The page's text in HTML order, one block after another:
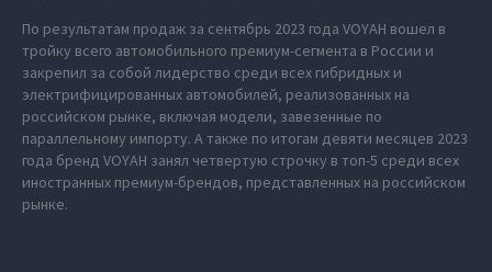
По результатам продаж за сентябрь 2023 года VOYAH вошел в
тройку всего автомобильного премиум-сегмента в России и
закрепил за собой лидерство среди всех гибридных и
электрифицированных автомобилей, реализованных на
российском рынке, включая модели, завезенные по
параллельному импорту. А также по итогам девяти месяцев 2023
года бренд VOYAH занял четвертую строчку в топ-5 среди всех
иностранных премиум-брендов, представленных на российском
рынке.